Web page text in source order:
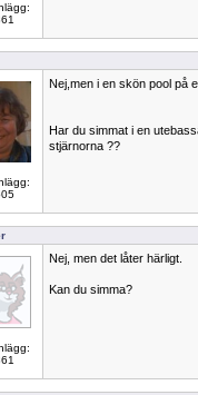
Nej,men i en skön pool på
Har du simmat i en
stjärnorna ??
Nej, men det låter härligt.
Kan du simma?